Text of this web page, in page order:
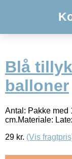
Blå
balloner
Antal: Pakke med
cm.Materiale:
29 kr. (Vis